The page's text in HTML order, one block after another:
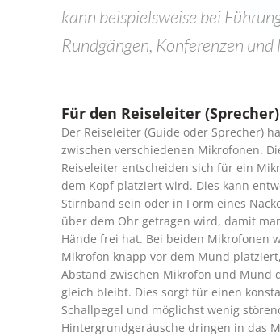
kann beispielsweise bei
Rundgängen, Konferenzen
Für den Reiseleiter (Sprecher)
Der Reiseleiter (Guide oder Sprecher)
zwischen verschiedenen Mikrofonen.
Reiseleiter entscheiden sich für ein
dem Kopf platziert wird. Dies kann
Stirnband sein oder in Form eines
über dem Ohr getragen wird, damit
Hände frei hat. Bei beiden Mikrofonen
Mikrofon knapp vor dem Mund
Abstand zwischen Mikrofon und Mund
gleich bleibt. Dies sorgt für einen
Schallpegel und möglichst wenig
Hintergrundgeräusche dringen in das